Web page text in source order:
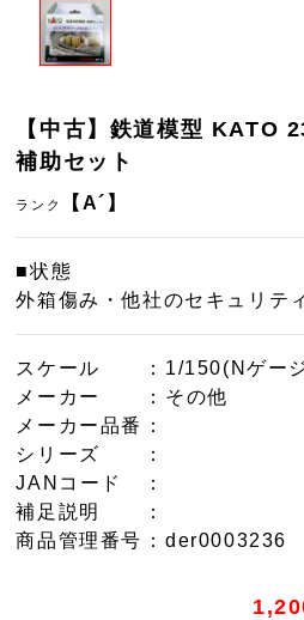
【中古】鉄道模型 KATO
補助セット
ランク 【A´】
■状態
外箱傷み・他社のセキュリテ
スケール
：1/150(Nゲー
メーカー
：その他
メーカー品番
：
シリーズ
：
JANコード
：
補足説明
：
商品管理番号 ：der0003236